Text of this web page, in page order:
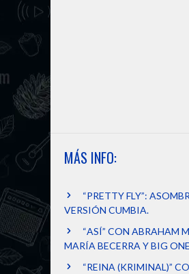
MÁS INFO:
“PRETTY FLY”:
VERSIÓN CUMBIA.
“ASÍ” CON ABRAHAM
MARÍA BECERRA Y BIG ONE
“REINA (KRIMINAL)”